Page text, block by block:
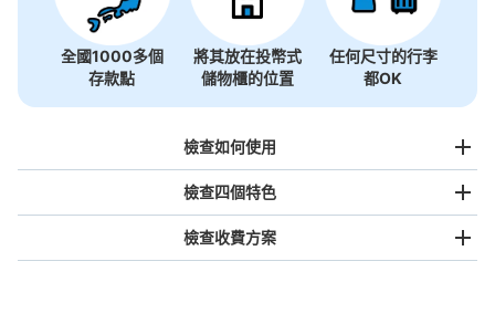
全國1000多個
存款點
將其放在投幣式
儲物櫃的位置
任何尺寸的行李
都OK
檢查如何使用
檢查四個特色
檢查收費方案